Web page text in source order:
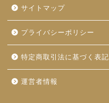
サイトマップ
プライバシーポリシー
特定商取引法に基づく表記
運営者情報